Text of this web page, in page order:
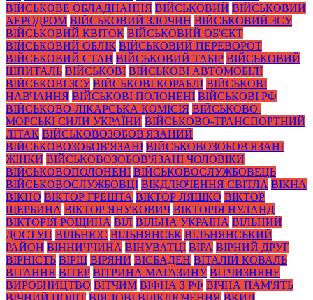
ВІЙСЬКОВЕ ОБЛАДНАННЯ ВІЙСЬКОВИЙ ВІЙСЬКОВИЙ
АЕРОДРОМ ВІЙСЬКОВИЙ ЗЛОЧИН ВІЙСЬКОВИЙ ЗСУ
ВІЙСЬКОВИЙ КВІТОК ВІЙСЬКОВИЙ ОБ'ЄКТ
ВІЙСЬКОВИЙ ОБЛІК ВІЙСЬКОВИЙ ПЕРЕВОРОТ
ВІЙСЬКОВИЙ СТАН ВІЙСЬКОВИЙ ТАБІР ВІЙСЬКОВИЙ
ШПИТАЛЬ ВІЙСЬКОВІ ВІЙСЬКОВІ АВТОМОБІЛІ
ВІЙСЬКОВІ ЗСУ ВІЙСЬКОВІ КОРАБЛІ ВІЙСЬКОВІ
НАВЧАННЯ ВІЙСЬКОВІ ПОЛОНЕНІ ВІЙСЬКОВІ РФ
ВІЙСЬКОВО-ЛІКАРСЬКА КОМІСІЯ ВІЙСЬКОВО-
МОРСЬКІ СИЛИ УКРАЇНИ ВІЙСЬКОВО-ТРАНСПОРТНИЙ
ЛІТАК ВІЙСЬКОВОЗОБОВ'ЯЗАНИЙ
ВІЙСЬКОВОЗОБОВ'ЯЗАНІ ВІЙСЬКОВОЗОБОВ'ЯЗАНІ
ЖІНКИ ВІЙСЬКОВОЗОБОВ'ЯЗАНІ ЧОЛОВІКИ
ВІЙСЬКОВОПОЛОНЕНІ ВІЙСЬКОВОСЛУЖБОВЕЦЬ
ВІЙСЬКОВОСЛУЖБОВЦІ ВІКДЛЮЧЕННЯ СВІТЛА ВІКНА
ВІКНО ВІКТОР ГРЕШТА ВІКТОР ЛЯШКО ВІКТОР
ЩЕРБИНА ВІКТОР ЯНУКОВИЧ ВІКТОРІЯ НУЛАНД
ВІКТОРІЯ РОЩИНА ВІЛ ВІЛЬНА УКРАЇНА ВІЛЬНИЙ
ДОСТУП ВІЛЬНЮС ВІЛЬНЯНСЬК ВІЛЬНЯНСЬКИЙ
РАЙОН ВІННИЧЧИНА ВІНУВАТЦІ ВІРА ВІРНИЙ ДРУГ
ВІРНІСТЬ ВІРШ ВІРЯНИ ВІСБАДЕН ВІТАЛІЙ КОВАЛЬ
ВІТАННЯ ВІТЕР ВІТРИНА МАГАЗИНУ ВІТЧИЗНЯНЕ
ВИРОБНИЦТВО ВІТЧИМ ВІФНА З РФ ВІЧНА ПАМ'ЯТЬ
ВІЧНИЙ ПОЛІТ ВІЯЛОВІ ВІДКЛЮЧЕННЯ ВКИД